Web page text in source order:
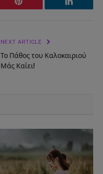
Pinterest LinkedIn
NEXT ARTICLE
Το Πάθος του Καλοκαιριού
Μάς Καίει!